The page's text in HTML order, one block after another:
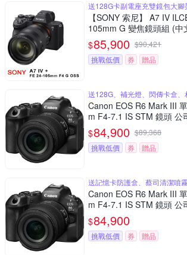
送128G卡副電座充雙鏡包大腳
【SONY 索尼】 A7 IV
105mm G 變焦鏡頭組 (中
$85,900 $90,421
挑戰低價
券 贈品
送128G、補光燈、閃傳卡盒、
Canon EOS R6 Mark III
m F4-7.1 IS STM 鏡頭 公
$84,900 $89,368
挑戰低價
券 贈品
送記憶卡防護盒、蔡司清潔噴
Canon EOS R6 Mark III
m F4-7.1 IS STM 鏡頭 公
$84,900
挑戰低價 券 贈品